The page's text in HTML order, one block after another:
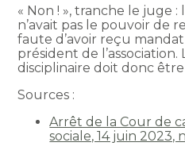
« Non ! », tranche le juge :
n’avait pas le pouvoir de
faute d’avoir reçu
président de l’association.
disciplinaire doit donc
Sources :
Arrêt de la Cour de
sociale, 14 juin 2023,